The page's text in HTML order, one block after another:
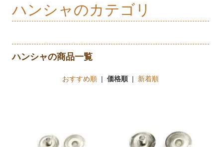
ハンシャのカテゴリ
ハンシャの商品一覧
おすすめ順| 価格順| 新着順